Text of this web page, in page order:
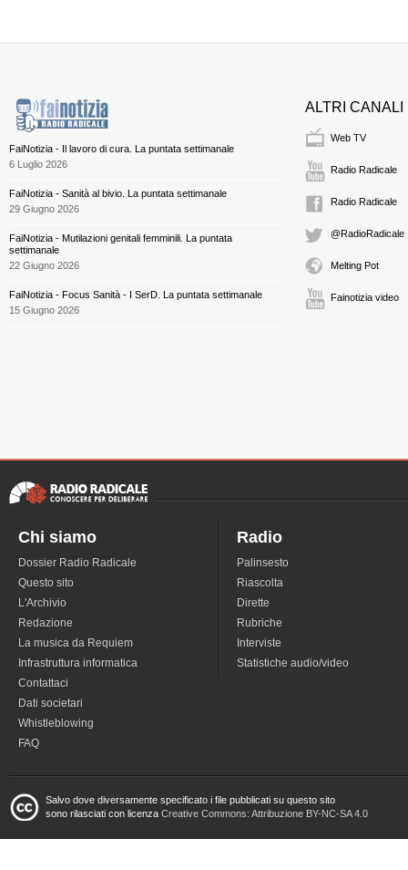
FaiNotizia - Il lavoro di cura. La puntata settimanale
6 Luglio 2026
FaiNotizia - Sanità al bivio. La puntata settimanale
29 Giugno 2026
FaiNotizia - Mutilazioni genitali femminili. La puntata
settimanale
22 Giugno 2026
FaiNotizia - Focus Sanità - I SerD. La puntata settimanale
15 Giugno 2026
ALTRI CANALI
Web TV
Radio Radicale
Radio Radicale
@RadioRadicale
Melting Pot
Fainotizia video
Chi siamo
Dossier Radio Radicale
Questo sito
L'Archivio
Redazione
La musica da Requiem
Infrastruttura informatica
Contattaci
Dati societari
Whistleblowing
FAQ
Radio
Palinsesto
Riascolta
Dirette
Rubriche
Interviste
Statistiche audio/video
Salvo dove diversamente specificato i file pubblicati su questo sito
sono rilasciati con licenza Creative Commons: Attribuzione BY-NC-SA 4.0